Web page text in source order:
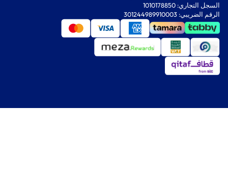
السجل التجاري: 1010178850
الرقم الضريبي: 301244989910003